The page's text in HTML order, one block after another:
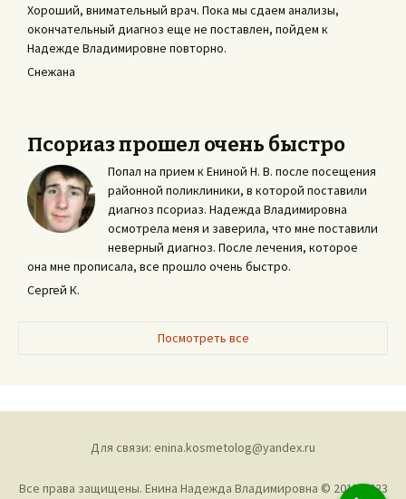
Хороший, внимательный врач. Пока мы сдаем анализы,
окончательный диагноз еще не поставлен, пойдем к
Надежде Владимировне повторно.
Снежана
Псориаз прошел очень быстро
Попал на прием к Ениной Н. В. после посещения
районной поликлиники, в которой поставили
диагноз псориаз. Надежда Владимировна
осмотрела меня и заверила, что мне поставили
неверный диагноз. После лечения, которое
она мне прописала, все прошло очень быстро.
Сергей К.
Посмотреть все
Для связи: enina.kosmetolog@yandex.ru
Все права защищены. Енина Надежда Владимировна © 2015-2023